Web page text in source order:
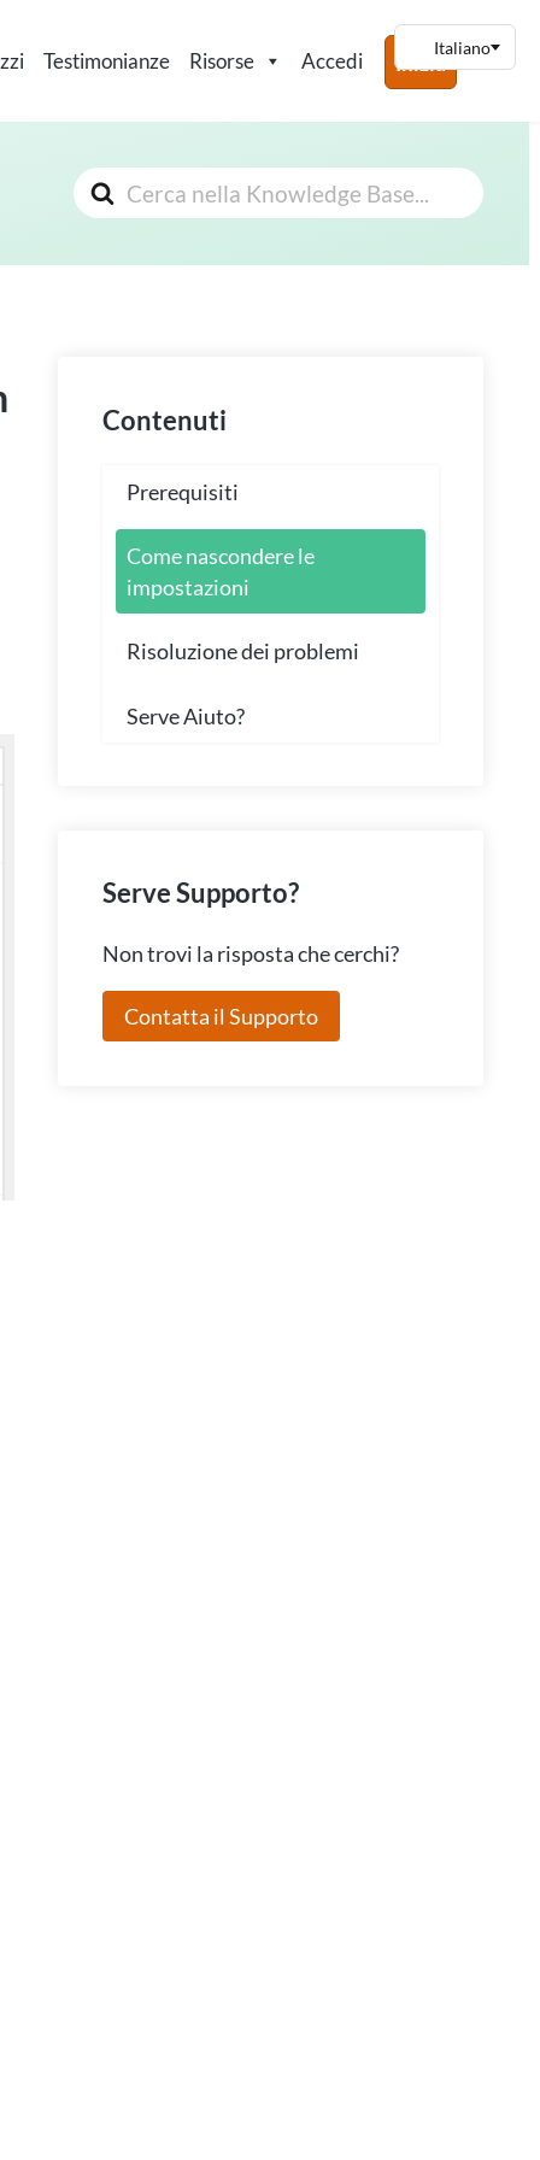
Testimonianze Risorse Accedi Inizia
Cerca
Contenuti
Prerequisiti
Come nascondere le
impostazioni
Risoluzione dei problemi
Serve Aiuto?
Serve Supporto?
Non trovi la risposta che cerchi?
Contatta il Supporto